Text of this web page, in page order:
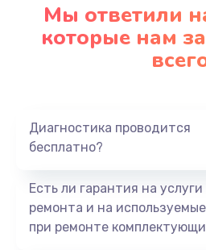
Мы ответили
которые нам
Диагностика проводится
бесплатно?
Есть ли гарантия на услуги
ремонта и на используемые
при ремонте